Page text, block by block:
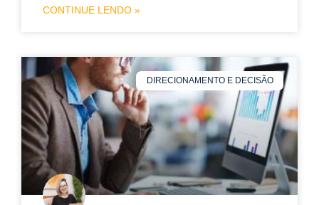
CONTINUE LENDO »
DIRECIONAMENTO E DECISÃO